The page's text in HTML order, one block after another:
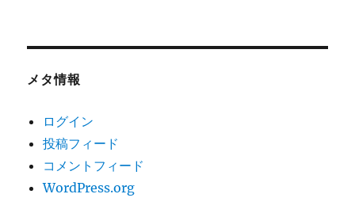
メタ情報
ログイン
投稿フィード
コメントフィード
WordPress.org